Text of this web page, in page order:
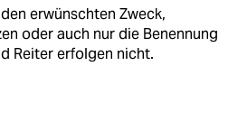
erwünschten Zweck,
oder auch nur die Benennung
Reiter erfolgen nicht.